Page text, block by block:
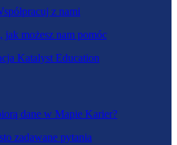
dane w Mapie Karier?
zadawane pytania
z nami
jak możesz nam pomóc
Katalyst Education